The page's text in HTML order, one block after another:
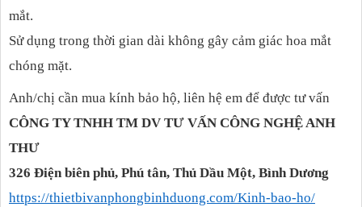
mắt.
Sử dụng trong thời gian dài không gây cảm giác hoa mắt
chóng mặt.
Anh/chị cần mua kính bảo hộ, liên hệ em để được tư vấn
CÔNG TY TNHH TM DV TƯ VẤN CÔNG NGHỆ ANH
THƯ
326 Điện biên phủ, Phú tân, Thủ Dầu Một, Bình Dương
https://thietbivanphongbinhduong.com/Kinh-bao-ho/